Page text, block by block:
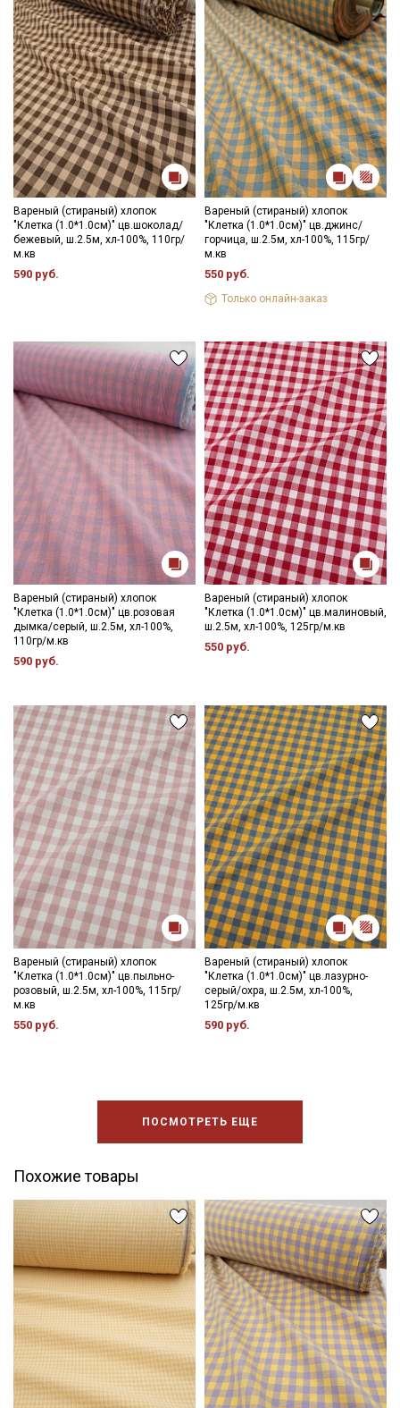
Вареный (стираный) хлопок
"Клетка (1.0*1.0см)" цв.шоколад/
бежевый, ш.2.5м, хл-100%, 110гр/
м.кв
590 руб.
Вареный (стираный) хлопок
"Клетка (1.0*1.0см)" цв.джинс/
горчица, ш.2.5м, хл-100%, 115гр/
м.кв
550 руб.
Только онлайн-заказ
Вареный (стираный) хлопок
"Клетка (1.0*1.0см)" цв.розовая
дымка/серый, ш.2.5м, хл-100%,
110гр/м.кв
590 руб.
Вареный (стираный) хлопок
"Клетка (1.0*1.0см)" цв.малиновый,
ш.2.5м, хл-100%, 125гр/м.кв
550 руб.
Вареный (стираный) хлопок
"Клетка (1.0*1.0см)" цв.пыльно-
розовый, ш.2.5м, хл-100%, 115гр/
м.кв
550 руб.
Вареный (стираный) хлопок
"Клетка (1.0*1.0см)" цв.лазурно-
серый/охра, ш.2.5м, хл-100%,
125гр/м.кв
590 руб.
ПОСМОТРЕТЬ ЕЩЕ
Похожие товары
промокоды и скидки до 30% на узкие
категории тканей
Электронная почта
Подписаться
Ознакомлен(а) сПолитикой обработки персональных
данныхи даюСогласие на обработку персональных
Согласие на получение рекламных и